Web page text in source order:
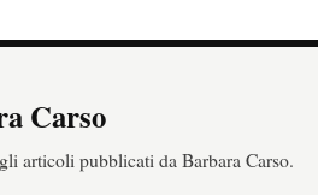
Carso
articoli pubblicati da Barbara Carso.